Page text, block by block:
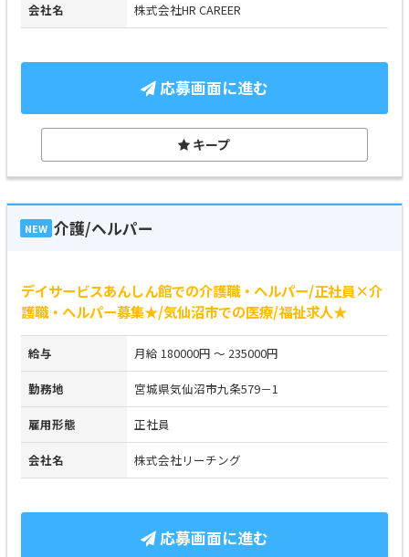
会社名 株式会社HR CAREER
応募画面に進む
キープ
NEW 介護/ヘルパー
デイサービスあんしん館での介護職・ヘルパー/正社員×介
護職・ヘルパー募集★/気仙沼市での医療/福祉求人★
給与 月給 180000円 ～ 235000円
勤務地 宮城県気仙沼市九条579－1
雇用形態 正社員
会社名 株式会社リーチング
応募画面に進む